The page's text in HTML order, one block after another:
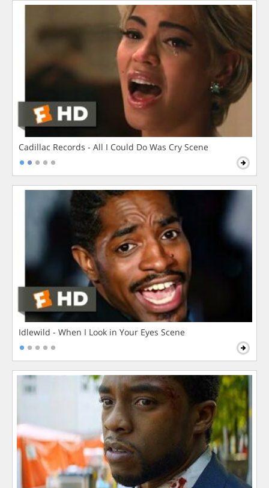
Cadillac Records - All I Could Do Was Cry Scene
Idlewild - When I Look in Your Eyes Scene